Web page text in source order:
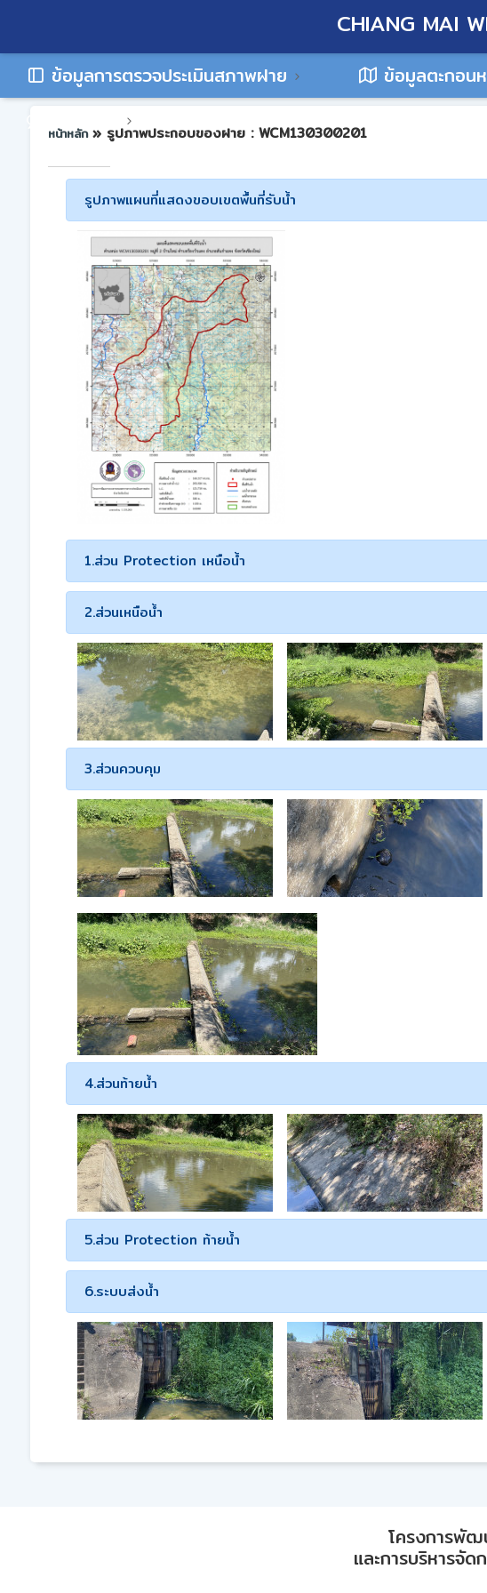
CHIANG MAI
ข้อมูลการตรวจประเมินสภาพฝาย ข้อมูลตะกอน
หน้าหลัก » รูปภาพประกอบของฝาย : WCM130300201
รูปภาพแผนที่แสดงขอบเขตพื้นที่รับน้ำ
1.ส่วน Protection เหนือน้ำ
2.ส่วนเหนือน้ำ
3.ส่วนควบคุม
4.ส่วนท้ายน้ำ
5.ส่วน Protection ท้ายน้ำ
6.ระบบส่งน้ำ
โครงการพัฒ
และการบริหารจั